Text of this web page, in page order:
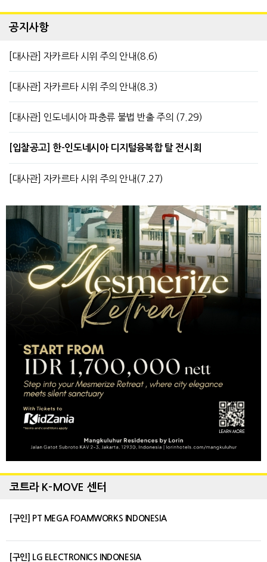
공지사항
[대사관] 자카르타 시위 주의 안내(8.6)
[대사관] 자카르타 시위 주의 안내(8.3)
[대사관] 인도네시아 파충류 불법 반출 주의 (7.29)
[입찰공고] 한-인도네시아 디지털융복합 탈 전시회
[대사관] 자카르타 시위 주의 안내(7.27)
코트라 K-MOVE 센터
[구인] PT MEGA FOAMWORKS INDONESIA
[구인] LG ELECTRONICS INDONESIA